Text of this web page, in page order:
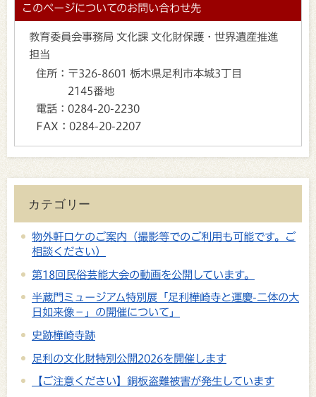
このページについてのお問い合わせ先
教育委員会事務局 文化課 文化財保護・世界遺産推進
担当
住所： 〒326-8601 栃木県足利市本城3丁目
2145番地
電話： 0284-20-2230
FAX： 0284-20-2207
カテゴリー
物外軒ロケのご案内（撮影等でのご利用も可能です。ご
相談ください）
第18回民俗芸能大会の動画を公開しています。
半蔵門ミュージアム特別展「足利樺崎寺と運慶-二体の大
日如来像－」の開催について」
史跡樺崎寺跡
足利の文化財特別公開2026を開催します
【ご注意ください】銅板盗難被害が発生しています